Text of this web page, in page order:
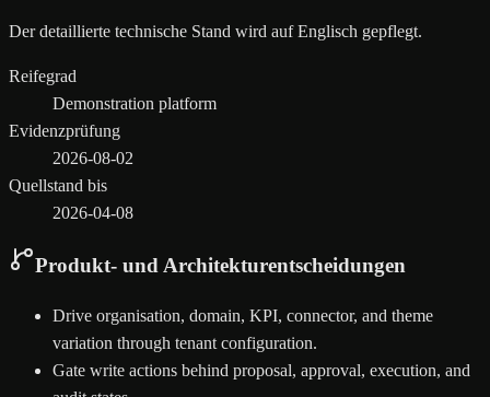
Der detaillierte technische Stand wird auf Englisch gepflegt.
Reifegrad
Demonstration platform
Evidenzprüfung
2026-08-02
Quellstand bis
2026-04-08
Produkt- und Architekturentscheidungen
Drive organisation, domain, KPI, connector, and theme
variation through tenant configuration.
Gate write actions behind proposal, approval, execution, and